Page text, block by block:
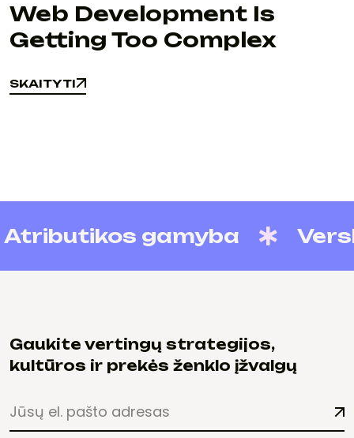
Web Development Is
Getting Too Complex
SKAITYTI
SKAITYTI
gamyba Verslo
Gaukite vertingų strategijos,
kultūros ir prekės ženklo įžvalgų